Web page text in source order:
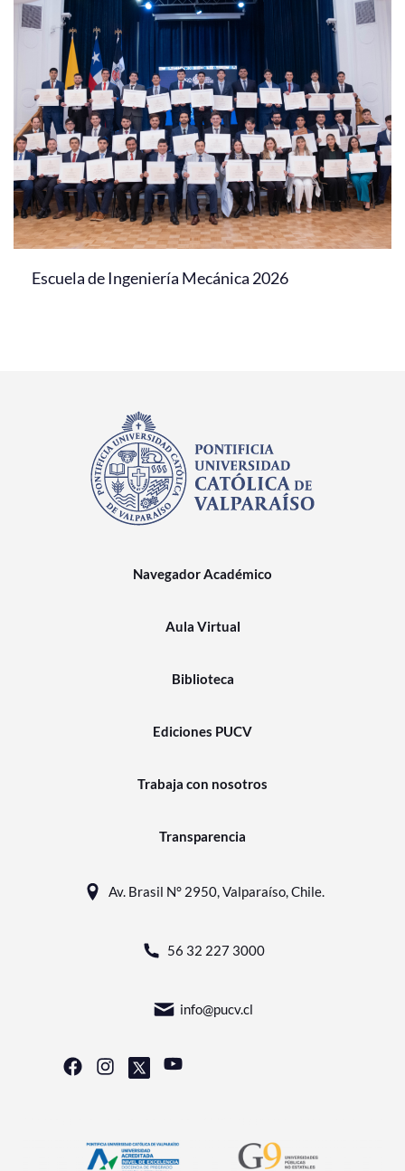
Escuela de Ingeniería Mecánica 2026
Navegador Académico
Aula Virtual
Biblioteca
Ediciones PUCV
Trabaja con nosotros
Transparencia
Av. Brasil N° 2950, Valparaíso, Chile.
56 32 227 3000
info@pucv.cl